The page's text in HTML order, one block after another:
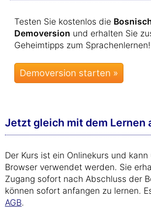
Testen Sie kostenlos die
Demoversion und erhalten Sie
Geheimtipps zum Sprachenlernen!
Jetzt gleich mit dem Lernen
Der Kurs ist ein Onlinekurs und
Browser verwendet werden. Sie
Zugang sofort nach Abschluss der
können sofort anfangen zu lernen.
AGB.